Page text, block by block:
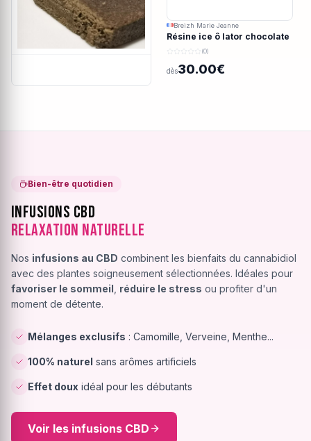
Breizh Marie Jeanne
Résine ice ô lator chocolate
covered strawberry CBD
(0)
dès30.00€
Bien-être quotidien
Infusions CBD
Relaxation Naturelle
Nos infusions au CBD combinent les bienfaits du cannabidiol
avec des plantes soigneusement sélectionnées. Idéales pour
favoriser le sommeil réduire le stress ou profiter d'un
moment de détente.
Mélanges exclusifs : Camomille, Verveine, Menthe...
100% naturel sans arômes artificiels
Effet doux idéal pour les débutants
Voir les infusions CBD